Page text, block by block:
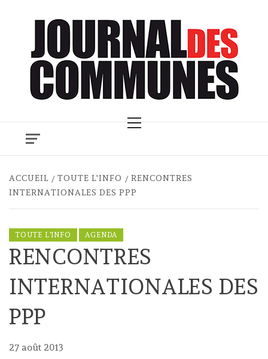
Menu
ACCUEIL TOUTE L'INFO
RENCONTRES
INTERNATIONALES DES PPP
TOUTE L'INFO AGENDA
RENCONTRES
INTERNATIONALES DES
PPP
27 août 2013